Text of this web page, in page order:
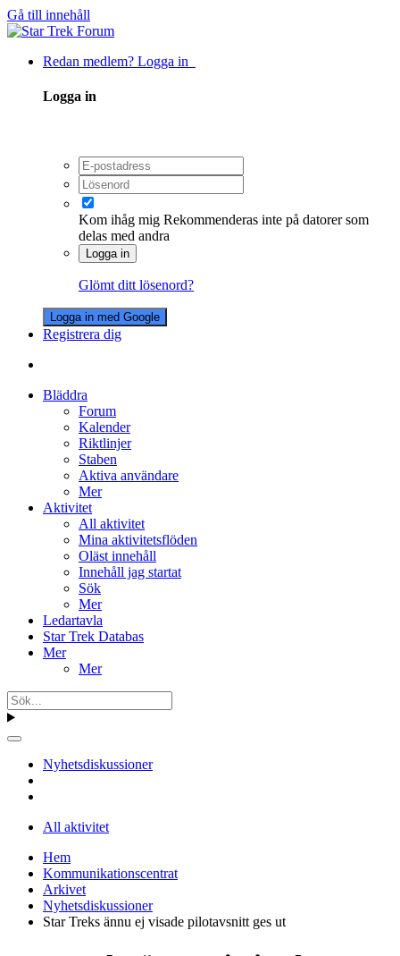
Gå till innehåll
Redan medlem? Logga in
Logga in
Kom ihåg mig Rekommenderas inte på datorer som
delas med andra
Logga in
Glömt ditt lösenord?
Logga in med Google
Registrera dig
Bläddra
Forum
Kalender
Riktlinjer
Staben
Aktiva användare
Mer
Aktivitet
All aktivitet
Mina aktivitetsflöden
Oläst innehåll
Innehåll jag startat
Sök
Mer
Ledartavla
Star Trek Databas
Mer
Mer
Nyhetsdiskussioner
All aktivitet
Hem
Kommunikationscentrat
Arkivet
Nyhetsdiskussioner
Star Treks ännu ej visade pilotavsnitt ges ut